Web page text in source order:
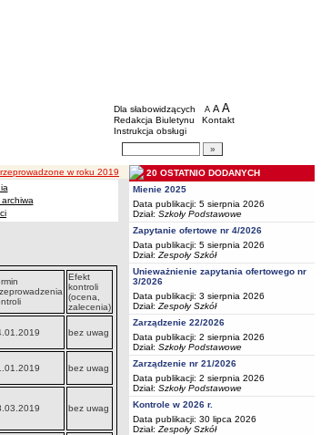
BIP - Oświata
Menu dodatkowe
Dla słabowidzących A pomniejsz czcionkę
A standardowy rozmiar
A
Redakcja Biuletynu
Kontakt
Instrukcja obsługi
Wyszukiwarka artykułów
w roku 2019
Efekt
kontroli
(ocena,
zalecenia)
bez uwag
bez uwag
bez uwag
20 OSTATNIO DODANYCH
Mienie 2025
Data publikacji: 5 sierpnia 2026
Dział: Szkoły Podstawowe
Zapytanie ofertowe nr 4/2026
Data publikacji: 5 sierpnia 2026
Dział: Zespoły Szkół
Unieważnienie zapytania ofertowego nr
3/2026
Data publikacji: 3 sierpnia 2026
Dział: Zespoły Szkół
Zarządzenie 22/2026
Data publikacji: 2 sierpnia 2026
Dział: Szkoły Podstawowe
Zarządzenie nr 21/2026
Data publikacji: 2 sierpnia 2026
Dział: Szkoły Podstawowe
Kontrole w 2026 r.
Data publikacji: 30 lipca 2026
Dział: Zespoły Szkół